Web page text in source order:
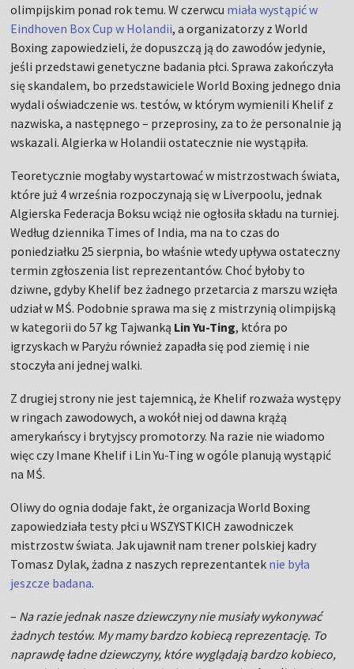
olimpijskim ponad rok temu. W czerwcu miała wystąpić w
Eindhoven Box Cup w Holandii, a organizatorzy z World
Boxing zapowiedzieli, że dopuszczą ją do zawodów jedynie,
jeśli przedstawi genetyczne badania płci. Sprawa zakończyła
się skandalem, bo przedstawiciele World Boxing jednego dnia
wydali oświadczenie ws. testów, w którym wymienili Khelif z
nazwiska, a następnego – przeprosiny, za to że personalnie ją
wskazali. Algierka w Holandii ostatecznie nie wystąpiła.
Teoretycznie mogłaby wystartować w mistrzostwach świata,
które już 4 września rozpoczynają się w Liverpoolu, jednak
Algierska Federacja Boksu wciąż nie ogłosiła składu na turniej.
Według dziennika Times of India, ma na to czas do
poniedziałku 25 sierpnia, bo właśnie wtedy upływa ostateczny
termin zgłoszenia list reprezentantów. Choć byłoby to
dziwne, gdyby Khelif bez żadnego przetarcia z marszu wzięła
udział w MŚ. Podobnie sprawa ma się z mistrzynią olimpijską
w kategorii do 57 kg Tajwanką Lin Yu-Ting, która po
igrzyskach w Paryżu również zapadła się pod ziemię i nie
stoczyła ani jednej walki.
Z drugiej strony nie jest tajemnicą, że Khelif rozważa występy
w ringach zawodowych, a wokół niej od dawna krążą
amerykańscy i brytyjscy promotorzy. Na razie nie wiadomo
więc czy Imane Khelif i Lin Yu-Ting w ogóle planują wystąpić
na MŚ.
Oliwy do ognia dodaje fakt, że organizacja World Boxing
zapowiedziała testy płci u WSZYSTKICH zawodniczek
mistrzostw świata. Jak ujawnił nam trener polskiej kadry
Tomasz Dylak, żadna z naszych reprezentantek nie była
jeszcze badana.
– Na razie jednak nasze dziewczyny nie musiały wykonywać
żadnych testów. My mamy bardzo kobiecą reprezentację. To
naprawdę ładne dziewczyny, które wyglądają bardzo kobieco,